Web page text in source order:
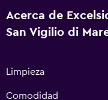
Acerca de
San Vigilio di
Limpieza
Comodidad